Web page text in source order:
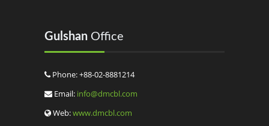
Gulshan Office
Phone:+88-02-8881214
Email: info@dmcbl.com
Web:www.dmcbl.com